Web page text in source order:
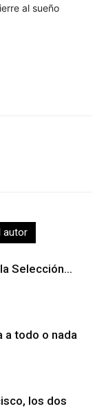
al sueño
autor
Selección…
a todo o nada
los dos